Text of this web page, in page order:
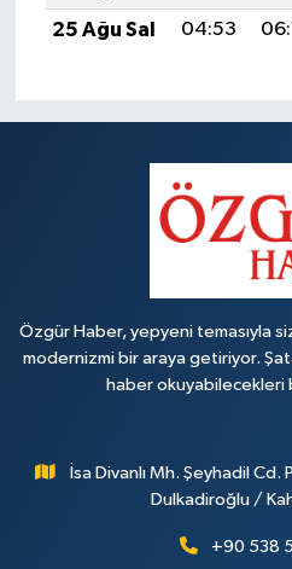
25 Ağu Sal
04:53
Özgür Haber, yepyeni temasıyla
modernizmi bir araya getiriyor.
haber okuyabilecekleri
İsa Divanlı Mh. Şeyhadil
Dulkadiroğlu /
+90 538